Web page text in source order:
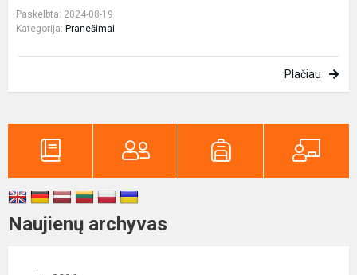
Paskelbta: 2024-08-19
Kategorija: Pranešimai
Plačiau
Naujienų archyvas